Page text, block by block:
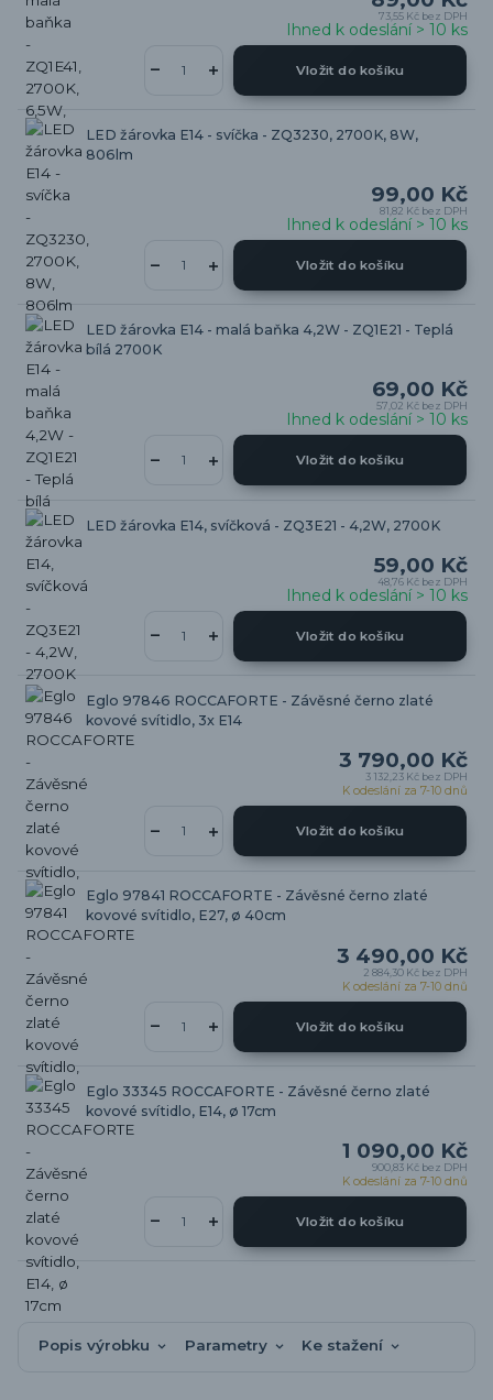
73,55 Kč bez DPH
Ihned k odeslání > 10 ks
Vložit do košíku
LED žárovka E14 - svíčka - ZQ3230, 2700K, 8W,
806lm
99,00 Kč
81,82 Kč bez DPH
Ihned k odeslání > 10 ks
Vložit do košíku
LED žárovka E14 - malá baňka 4,2W - ZQ1E21 - Teplá
bílá 2700K
69,00 Kč
57,02 Kč bez DPH
Ihned k odeslání > 10 ks
Vložit do košíku
LED žárovka E14, svíčková - ZQ3E21 - 4,2W, 2700K
59,00 Kč
48,76 Kč bez DPH
Ihned k odeslání > 10 ks
Vložit do košíku
Eglo 97846 ROCCAFORTE - Závěsné černo zlaté
kovové svítidlo, 3x E14
3 790,00 Kč
3 132,23 Kč bez DPH
K odeslání za 7-10 dnů
Vložit do košíku
Eglo 97841 ROCCAFORTE - Závěsné černo zlaté
kovové svítidlo, E27, ø 40cm
3 490,00 Kč
2 884,30 Kč bez DPH
K odeslání za 7-10 dnů
Vložit do košíku
Eglo 33345 ROCCAFORTE - Závěsné černo zlaté
kovové svítidlo, E14, ø 17cm
1 090,00 Kč
900,83 Kč bez DPH
K odeslání za 7-10 dnů
Vložit do košíku
Popis výrobku Parametry Ke stažení